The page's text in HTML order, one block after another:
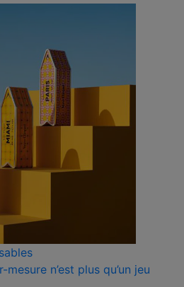
n’est plus qu’un jeu